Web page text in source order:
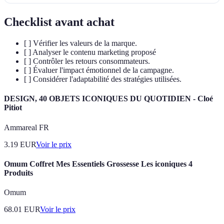
Checklist avant achat
[ ] Vérifier les valeurs de la marque.
[ ] Analyser le contenu marketing proposé
[ ] Contrôler les retours consommateurs.
[ ] Évaluer l'impact émotionnel de la campagne.
[ ] Considérer l'adaptabilité des stratégies utilisées.
DESIGN, 40 OBJETS ICONIQUES DU QUOTIDIEN - Cloé
Pitiot
Ammareal FR
3.19 EURVoir le prix
Omum Coffret Mes Essentiels Grossesse Les iconiques 4
Produits
Omum
68.01 EURVoir le prix